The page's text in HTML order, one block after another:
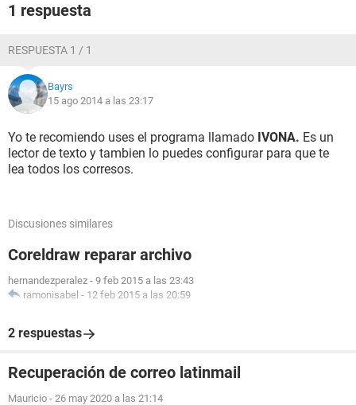
1 respuesta
RESPUESTA 1 / 1
Bayrs
15 ago 2014 a las 23:17
Yo te recomiendo uses el programa llamado IVONA. Es un
lector de texto y tambien lo puedes configurar para que te
lea todos los corresos.
Discusiones similares
Coreldraw reparar archivo
hernandezperalez - 9 feb 2015 a las 23:43
ramonisabel - 12 feb 2015 a las 20:59
2 respuestas
Recuperación de correo latinmail
Mauricio - 26 may 2020 a las 21:14